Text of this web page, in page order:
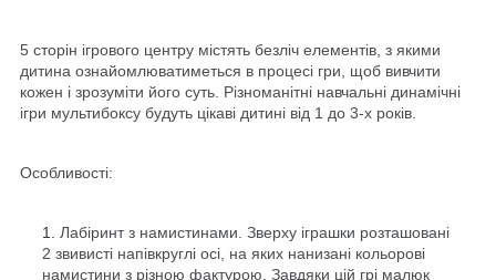
5 сторін ігрового центру містять безліч елементів, з якими
дитина ознайомлюватиметься в процесі гри, щоб вивчити
кожен і зрозуміти його суть. Різноманітні навчальні динамічні
ігри мультибоксу будуть цікаві дитині від 1 до 3-х років.
Особливості:
Лабіринт з намистинами. Зверху іграшки розташовані
2 звивисті напівкруглі осі, на яких нанизані кольорові
намистини з різною фактурою. Завдяки цій грі малюк